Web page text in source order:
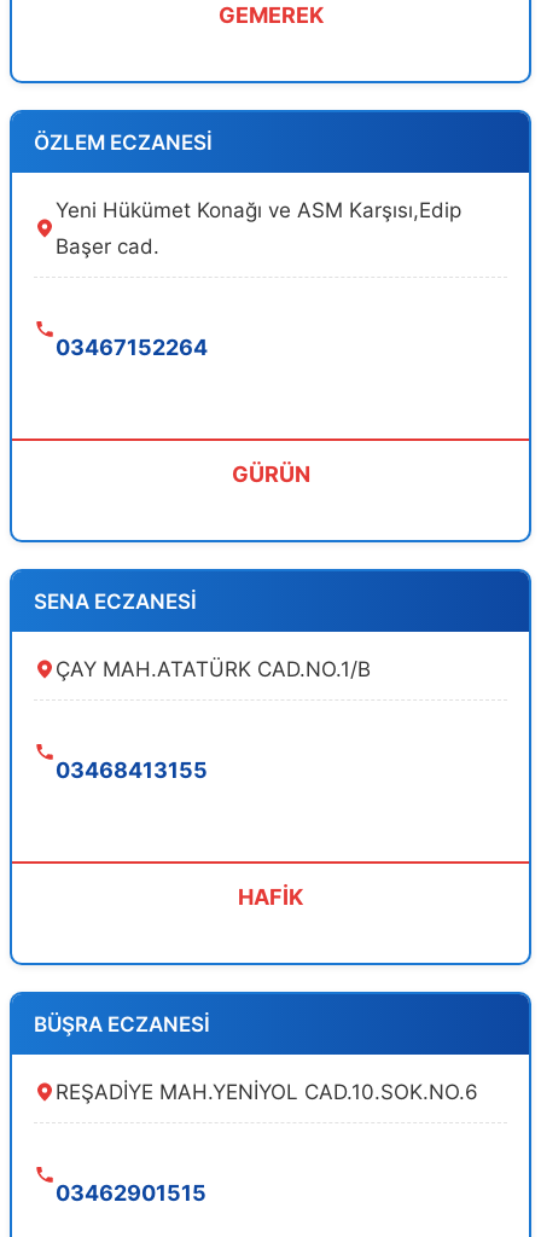
GEMEREK
ÖZLEM ECZANESİ
Yeni Hükümet Konağı ve ASM Karşısı,Edip
Başer cad.
03467152264
GÜRÜN
SENA ECZANESİ
ÇAY MAH.ATATÜRK CAD.NO.1/B
03468413155
HAFİK
BÜŞRA ECZANESİ
REŞADİYE MAH.YENİYOL CAD.10.SOK.NO.6
03462901515